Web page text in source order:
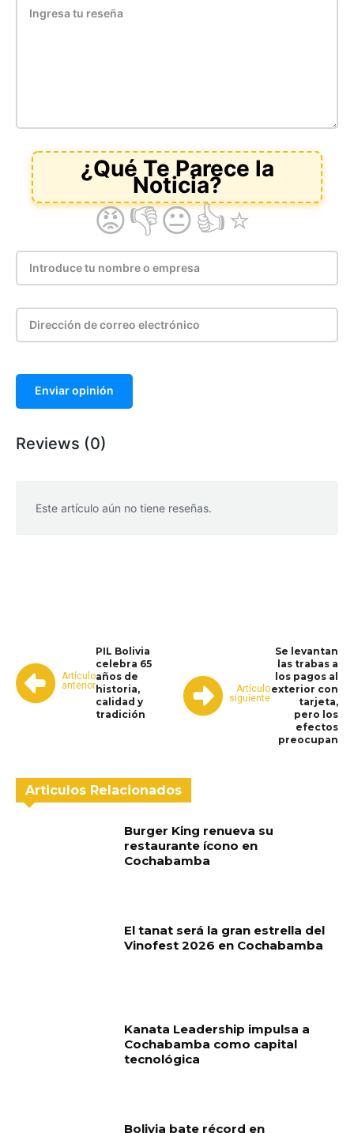
Enviar opinión
Reviews (0)
Este artículo aún no tiene reseñas.
Artículo
anterior
PIL Bolivia
celebra 65
años de
historia,
calidad y
tradición
Artículo
siguiente
Se levantan
las trabas a
los pagos al
exterior con
tarjeta,
pero los
efectos
preocupan
Articulos Relacionados
Burger King renueva su
restaurante ícono en
Cochabamba
El tanat será la gran estrella del
Vinofest 2026 en Cochabamba
Kanata Leadership impulsa a
Cochabamba como capital
tecnológica
Bolivia bate récord en